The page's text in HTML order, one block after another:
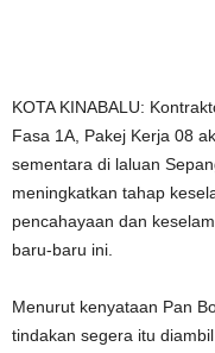
KOTA KINABALU:
Fasa 1A, Pakej Kerja 08
sementara di laluan
meningkatkan tahap
pencahayaan dan
baru-baru ini.
Menurut kenyataan Pan
tindakan segera itu